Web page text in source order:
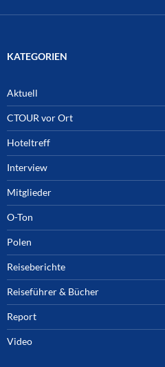
KATEGORIEN
Aktuell
CTOUR vor Ort
Hoteltreff
Interview
Mitglieder
O-Ton
Polen
Reiseberichte
Reiseführer & Bücher
Report
Video